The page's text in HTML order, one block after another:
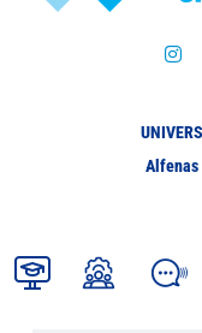
Alfenas